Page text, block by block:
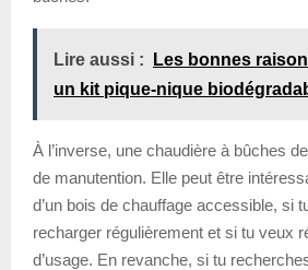
Lire aussi :
Les bonnes
un kit pique-nique
À l’inverse, une chaudière à bûches
de manutention. Elle peut être
d’un bois de chauffage accessible, si
recharger régulièrement et si tu veux
d’usage. En revanche, si tu